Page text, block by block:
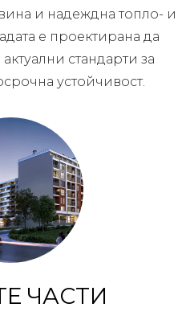
и надеждна топло- и
е проектирана да
стандарти за
устойчивост.
ЧАСТИ